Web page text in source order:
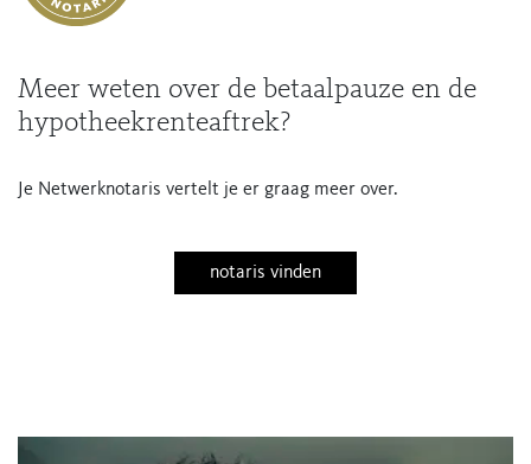
Meer weten over de betaalpauze en de
hypotheekrenteaftrek?
Je Netwerknotaris vertelt je er graag meer over.
notaris vinden